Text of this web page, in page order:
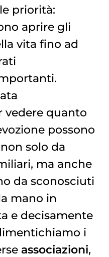
priorità:
aprire gli
vita fino ad
quanto
possono
solo da
ma anche
da sconosciuti
mano in
e decisamente
i
associazioni,